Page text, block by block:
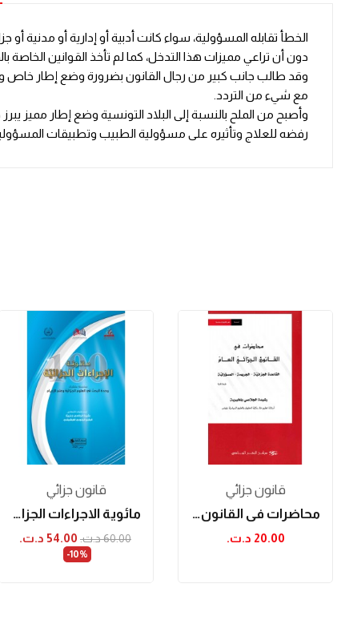
الخطأ تقابله المسؤولية، سواء كانت أدبية أو إدارية أو مدنية
دون أن تراعي مميزات هذا التدخل، كما لم تأخذ القوانين
وقد طالب جانب كبير من رجال القانون بضرورة وضع إطار خاص
مع شيء من التردد.
وأصبح من الملح بالنسبة إلى البلاد التونسية وضع إطار
رفضه للعلاج وتأثيره على مسؤولية الطبيب وتطبيقات
قانون جزائي
مائوية الاجراءات الجزائية
60.00 د.ت.‏ 54.00 د.ت.‏
‎-10%
قانون جزائي
محاضرات في القانون الجزائي العام - طبعة ثانية
20.00 د.ت.‏